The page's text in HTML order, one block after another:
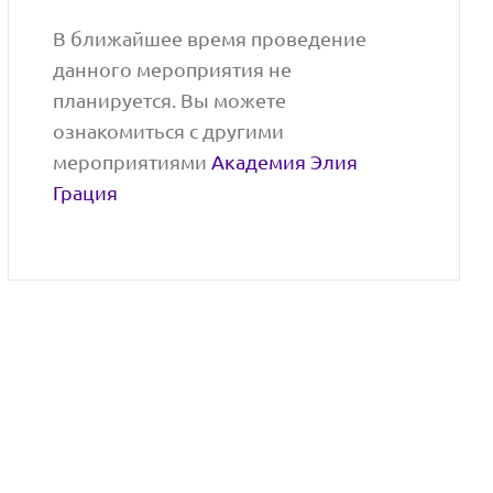
В ближайшее время проведение
данного мероприятия не
планируется. Вы можете
ознакомиться с другими
мероприятиямиАкадемия Элия
Грация